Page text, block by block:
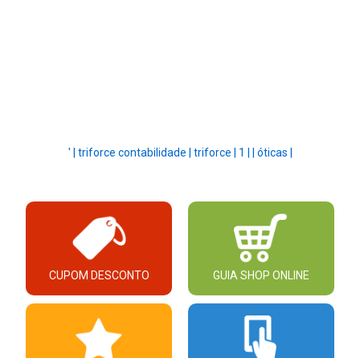
' | triforce contabilidade | triforce | 1 | óticas |
CUPOM DESCONTO GUIA SHOP ONLINE